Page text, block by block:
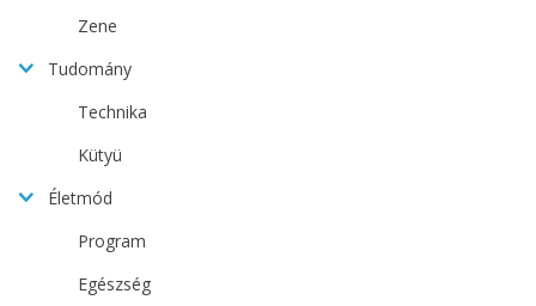
Zene
Tudomány
Technika
Kütyü
Életmód
Program
Egészség